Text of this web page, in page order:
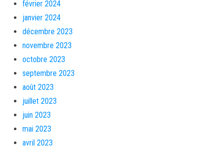
février 2024
janvier 2024
décembre 2023
novembre 2023
octobre 2023
septembre 2023
août 2023
juillet 2023
juin 2023
mai 2023
avril 2023